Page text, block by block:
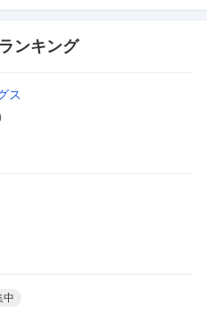
ンキング
ス
中